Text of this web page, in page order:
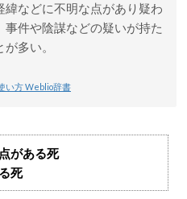
緯などに不明な点があり疑わ
事件や陰謀などの疑いが持た
多い。
い方 Weblio辞書
がある死
死